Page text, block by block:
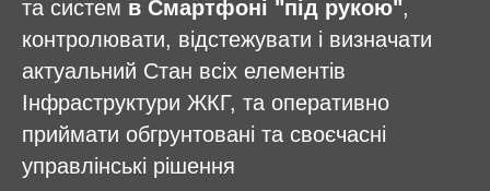
та систем в Смартфоні "під рукою",
контролювати, відстежувати і визначати
актуальний Стан всіх елементів
Інфраструктури ЖКГ, та оперативно
приймати обгрунтовані та своєчасні
управлінські рішення